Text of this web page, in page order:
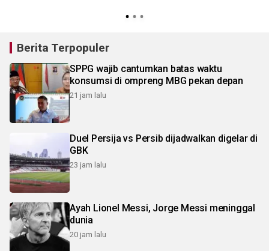
Berita Terpopuler
SPPG wajib cantumkan batas waktu
konsumsi di ompreng MBG pekan depan
21 jam lalu
Duel Persija vs Persib dijadwalkan digelar di
GBK
23 jam lalu
Ayah Lionel Messi, Jorge Messi meninggal
dunia
20 jam lalu